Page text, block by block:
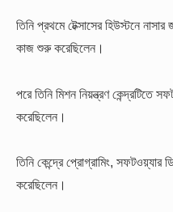
তিনি প্রথমে টেক্সাসের হিউস্টনে
কাজ শুরু করেছিলেন।
পরে তিনি মিশন নিয়ন্ত্রণ কেন্দ্রটিতে
করেছিলেন।
তিনি কেন্দ্রে প্রোগ্রামিং, সফটওয়্যার
করেছিলেন।